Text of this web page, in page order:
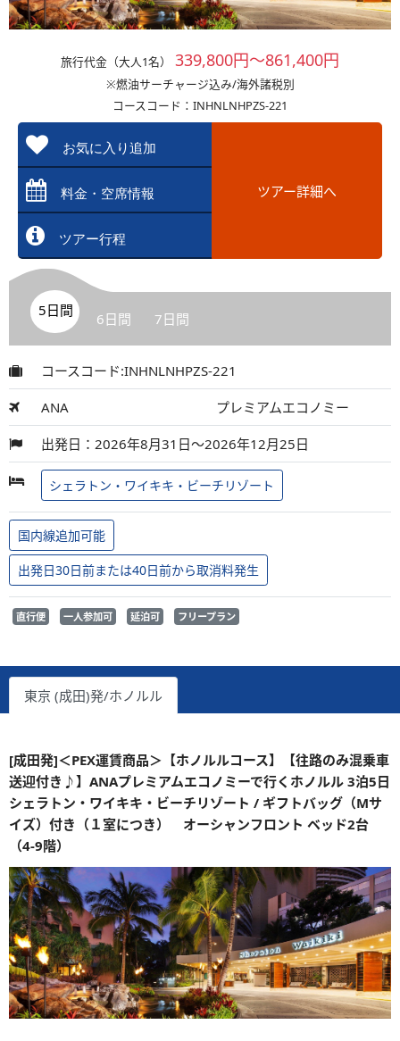
旅行代金（大人1名） 339,800円～861,400円
※燃油サーチャージ込み/海外諸税別
コースコード：INHNLNHPZS-221
お気に入り追加
料金・空席情報
ツアー行程
ツアー詳細へ
5日間 6日間 7日間
コースコード:INHNLNHPZS-221
ANA プレミアムエコノミー
出発日：2026年8月31日～2026年12月25日
シェラトン・ワイキキ・ビーチリゾート
国内線追加可能
出発日30日前または40日前から取消料発生
直行便 一人参加可 延泊可 フリープラン
東京 (成田)発/ホノルル
[成田発]＜PEX運賃商品＞【ホノルルコース】【往路のみ混乗車
送迎付き♪】ANAプレミアムエコノミーで行くホノルル 3泊5日
シェラトン・ワイキキ・ビーチリゾート / ギフトバッグ（Mサ
イズ）付き（１室につき） オーシャンフロント ベッド2台
（4-9階）